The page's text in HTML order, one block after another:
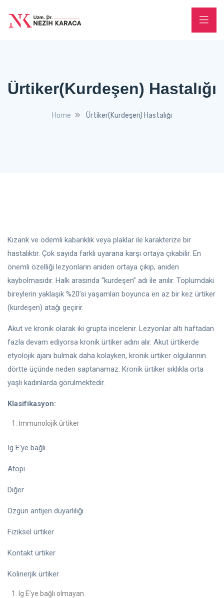
Ürtiker(Kurdeşen) Hastalığı
Home Ürtiker(Kurdeşen) Hastalığı
Kızarık ve ödemli kabarıklık veya plaklar ile karakterize bir
hastalıktır. Çok sayıda farklı uyarana karşı ortaya çıkabilir. En
önemli özelliği lezyonların aniden ortaya çıkıp, aniden
kaybolmasıdır. Halk arasında “kurdeşen” adı ile anılır. Toplumdaki
bireylerin yaklaşık %20’si yaşamları boyunca en az bir kez ürtiker
(kurdeşen) atağı geçirir.
Akut ve kronik olarak iki grupta incelenir. Lezyonlar altı haftadan
fazla devam ediyorsa kronik ürtiker adını alır. Akut ürtikerde
etyolojik ajanı bulmak daha kolayken, kronik ürtiker olgularının
dörtte üçünde neden saptanamaz. Kronik ürtiker sıklıkla orta
yaşlı kadınlarda görülmektedir.
Klasifikasyon:
İmmunolojik ürtiker
Ig E’ye bağlı
Atopi
Diğer
Özgün antijen duyarlılığı
Fiziksel ürtiker
Kontakt ürtiker
Kolinerjik ürtiker
Ig E’ye bağlı olmayan